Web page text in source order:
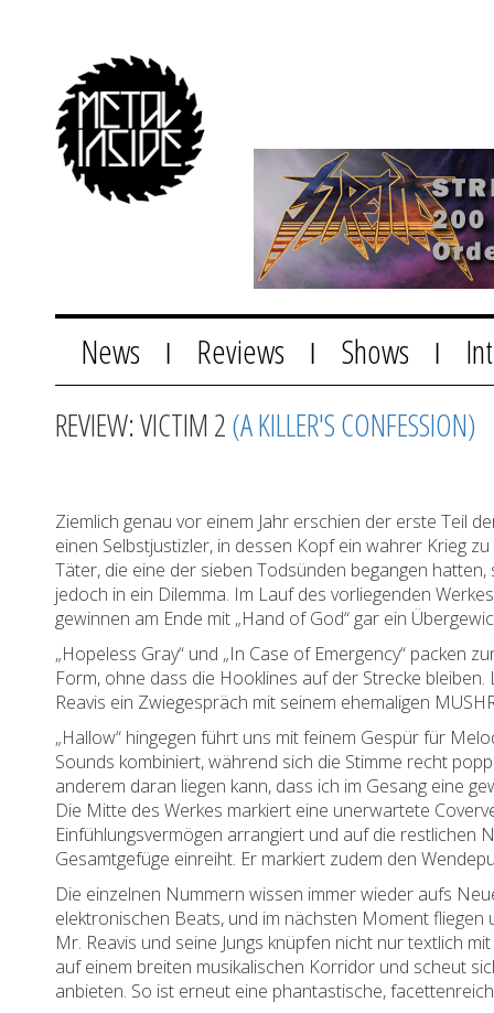
News Reviews Shows
REVIEW: VICTIM 2(A KILLER'S CONFESSION)
Ziemlich genau vor einem Jahr erschien der erste Teil
einen Selbstjustizler, in dessen Kopf ein wahrer Krieg
Täter, die eine der sieben Todsünden begangen
jedoch in ein Dilemma. Im Lauf des vorliegenden
gewinnen am Ende mit „Hand of God“ gar ein
„Hopeless Gray“ und „In Case of Emergency“
Form, ohne dass die Hooklines auf der Strecke
Reavis ein Zwiegespräch mit seinem ehemaligen
„Hallow“ hingegen führt uns mit feinem Gespür für
Sounds kombiniert, während sich die Stimme recht
anderem daran liegen kann, dass ich im Gesang eine
Die Mitte des Werkes markiert eine unerwartete
Einfühlungsvermögen arrangiert und auf die restlichen
Gesamtgefüge einreiht. Er markiert zudem den
Die einzelnen Nummern wissen immer wieder aufs
elektronischen Beats, und im nächsten Moment
Mr. Reavis und seine Jungs knüpfen nicht nur textlich
auf einem breiten musikalischen Korridor und scheut
anbieten. So ist erneut eine phantastische,